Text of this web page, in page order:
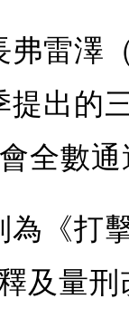
弗雷澤
提出的
全數
為《打
及量